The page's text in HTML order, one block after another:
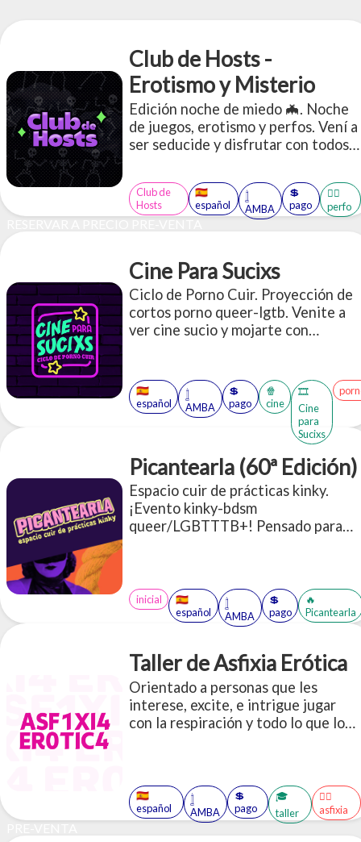
Club de Hosts -
Erotismo y Misterio
Edición noche de miedo 🦇. Noche
de juegos, erotismo y perfos. Vení a
ser seducide y disfrutar con todos
LIMITADOS)
Club de
Hosts
🇪🇸
español
𓉶
AMBA
💲
pago
🤹‍♂️
perfo
RESERVAR A PRECIO PRE-VENTA
Cine Para Sucixs
Ciclo de Porno Cuir. Proyección de
cortos porno queer-lgtb. Venite a
ver cine sucio y mojarte con
🇪🇸
español
𓉶
AMBA
💲
pago
🍿
cine
🎞️
Cine
para
Sucixs
Picantearla (60ª Edición)
Espacio cuir de prácticas kinky.
¡Evento kinky-bdsm
queer/LGBTTTB+! Pensado para
inicial
🇪🇸
español
𓉶
AMBA
💲
pago
🔥
Picantearla
Taller de Asfixia Erótica
Orientado a personas que les
interese, excite, e intrigue jugar
con la respiración y todo lo que lo
🇪🇸
español
𓉶
AMBA
💲
pago
🎓
taller
😶‍🌫️
asfixia
PRE-VENTA